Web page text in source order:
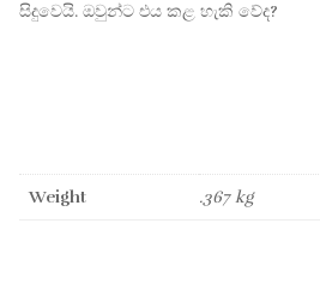
සිදුවෙයි. ඔවුන්ට එය කළ හැකි වේද?
Weight .367 kg